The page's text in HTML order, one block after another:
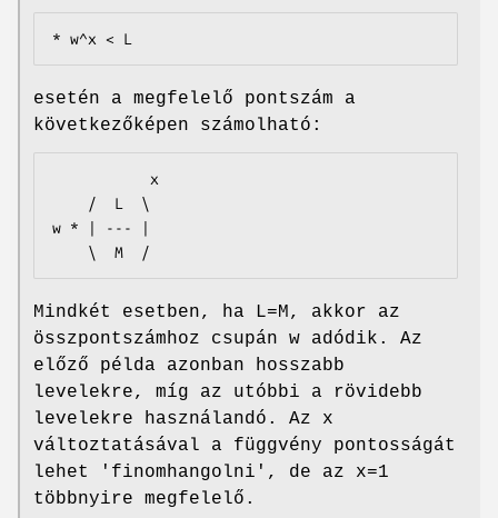
* w^x < L
esetén a megfelelő pontszám a
következőképen számolható:
w * | --- |
    \  M  /
Mindkét esetben, ha L=M, akkor az
összpontszámhoz csupán w adódik. Az
előző példa azonban hosszabb
levelekre, míg az utóbbi a rövidebb
levelekre használandó. Az x
változtatásával a függvény pontosságát
lehet 'finomhangolni', de az x=1
többnyire megfelelő.